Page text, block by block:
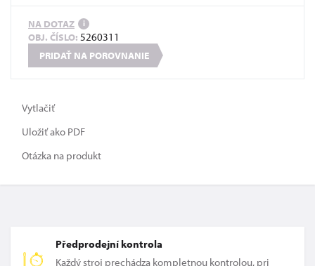
NA DOTAZ i
OBJ. ČÍSLO: 5260311
PRIDAŤ NA POROVNANIE
Vytlačiť
Uložiť ako PDF
Otázka na produkt
Předprodejní kontrola
Každý stroj prechádza kompletnou kontrolou, pri